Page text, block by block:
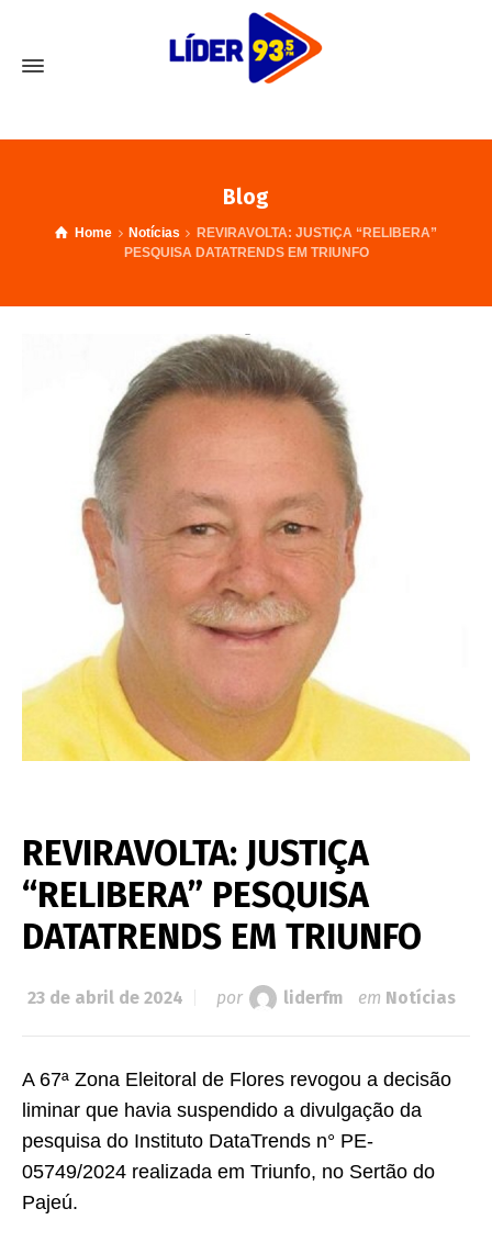
Blog
Home Notícias
REVIRAVOLTA: JUSTIÇA “RELIBERA”
PESQUISA DATATRENDS EM TRIUNFO
REVIRAVOLTA: JUSTIÇA
“RELIBERA” PESQUISA
DATATRENDS EM TRIUNFO
23 de abril de 2024 por liderfm em Notícias
A 67ª Zona Eleitoral de Flores revogou a decisão
liminar que havia suspendido a divulgação da
pesquisa do Instituto DataTrends n° PE-
05749/2024 realizada em Triunfo, no Sertão do
Pajeú.